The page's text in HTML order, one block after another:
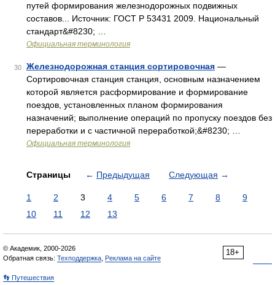
путей формирования железнодорожных подвижных
составов... Источник: ГОСТ Р 53431 2009. Национальный
стандарт&#8230; …
Официальная терминология
30 Железнодорожная станция сортировочная —
Сортировочная станция станция, основным назначением
которой является расформирование и формирование
поездов, установленных планом формирования
назначений; выполнение операций по пропуску поездов без
переработки и с частичной переработкой;&#8230; …
Официальная терминология
Страницы ← Предыдущая Следующая →
1 2 3 4 5 6 7 8
9
10
11 12 13
18+
© Академик, 2000-2026
Обратная связь: Техподдержка Реклама на сайте
👣 Путешествия